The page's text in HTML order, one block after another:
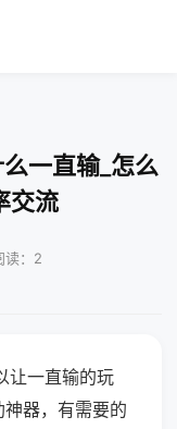
一直输_怎么
交流
读：2
让一直输的玩
神器，有需要的